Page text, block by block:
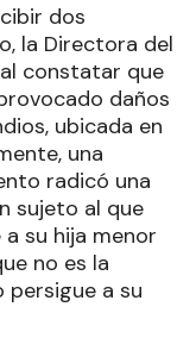
dos
la Directora del
al constatar que
daños
ubicada en
una
radicó una
sujeto al que
su hija menor
no es la
persigue a su